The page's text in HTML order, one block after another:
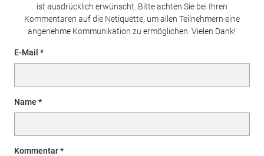
ist ausdrücklich erwünscht. Bitte achten Sie bei Ihren
Kommentaren auf die Netiquette, um allen Teilnehmern eine
angenehme Kommunikation zu ermöglichen. Vielen Dank!
E-Mail
Name
Kommentar